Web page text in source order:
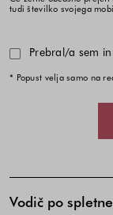
tudi številko svojega
Prebral/a sem
* Popust velja samo na
Vodič po